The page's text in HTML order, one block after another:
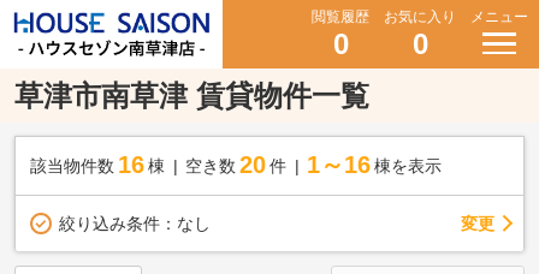
閲覧履歴
0
お気に入り
0
メニュー
草津市南草津 賃貸物件一覧
該当物件数 16棟 空き数 20 件 1～16 棟を表示
絞り込み条件： なし 変更